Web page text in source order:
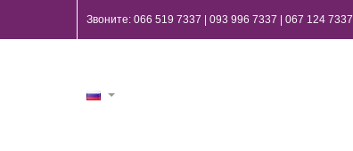
Звоните: 066 519 7337 | 093 996 7337 | 067 124 7337